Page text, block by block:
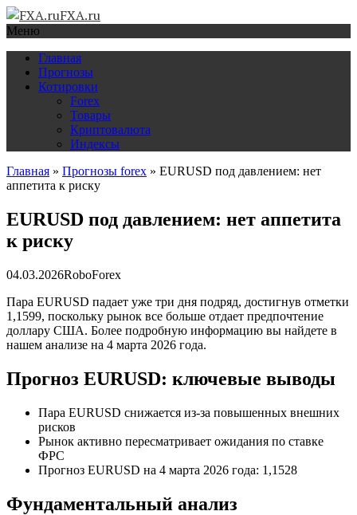
FXA.ru
Меню
Главная
Прогнозы
Котировки
Forex
Товары
Криптовалюта
Индексы
Главная » Прогнозы forex » EURUSD под давлением: нет
аппетита к риску
EURUSD под давлением: нет аппетита
к риску
04.03.2026RoboForex
Пара EURUSD падает уже три дня подряд, достигнув отметки
1,1599, поскольку рынок все больше отдает предпочтение
доллару США. Более подробную информацию вы найдете в
нашем анализе на 4 марта 2026 года.
Прогноз EURUSD: ключевые выводы
Пара EURUSD снижается из-за повышенных внешних
рисков
Рынок активно пересматривает ожидания по ставке
ФРС
Прогноз EURUSD на 4 марта 2026 года: 1,1528
Фундаментальный анализ